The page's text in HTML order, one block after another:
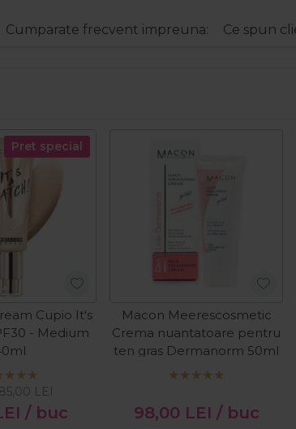
Cumparate frecvent impreuna: Ce spun
Pret special
Cupio It's
- Medium
/ buc
85,00 LEI
Macon Meerescosmetic
Crema nuantatoare pentru
ten gras Dermanorm 50ml
98,00 LEI / buc